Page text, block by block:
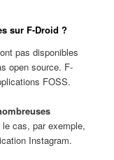
sur F-Droid ?
pas disponibles
open source. F-
FOSS.
le cas, par exemple,
Instagram.